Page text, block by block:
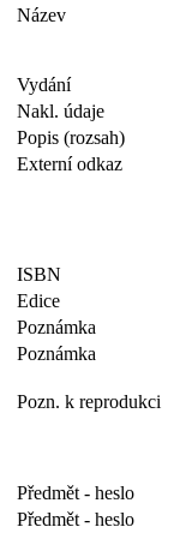
Název
Vydání
Nakl. údaje
Popis (rozsah)
Externí odkaz
ISBN
Edice
Poznámka
Poznámka
Pozn. k reprodukci
Předmět - heslo
Předmět - heslo